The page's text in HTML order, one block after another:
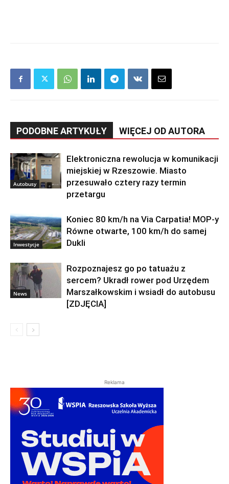
PODOBNE ARTYKUŁY WIĘCEJ OD AUTORA
Autobusy
Elektroniczna rewolucja w komunikacji
miejskiej w Rzeszowie. Miasto
przesuwało cztery razy termin
przetargu
Inwestycje
Koniec 80 km/h na Via Carpatia! MOP-y
Równe otwarte, 100 km/h do samej
Dukli
News
Rozpoznajesz go po tatuażu z
sercem? Ukradł rower pod Urzędem
Marszałkowskim i wsiadł do autobusu
[ZDJĘCIA]
Reklama